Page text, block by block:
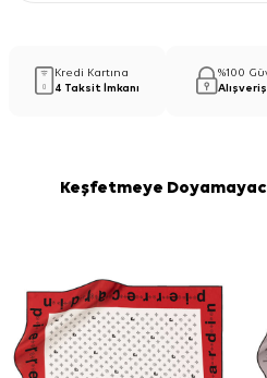
Kredi Kartına
4 Taksit İmkanı
%100
Alışveriş
Keşfetmeye